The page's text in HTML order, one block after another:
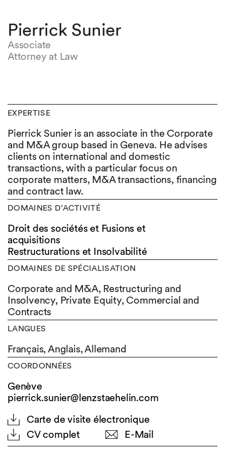
Pierrick Sunier
Associate
Attorney at Law
EXPERTISE
Pierrick Sunier is an associate in the Corporate
and M&A group based in Geneva. He advises
clients on international and domestic
transactions, with a particular focus on
corporate matters, M&A transactions, financing
and contract law.
DOMAINES D’ACTIVITÉ
Droit des sociétés et Fusions et
acquisitions
Restructurations et Insolvabilité
DOMAINES DE SPÉCIALISATION
Corporate and M&A, Restructuring and
Insolvency, Private Equity, Commercial and
Contracts
LANGUES
Français,Anglais,Allemand
COORDONNÉES
Genève
pierrick.sunier@lenzstaehelin.com
Carte de visite électronique
CV complet
E-Mail